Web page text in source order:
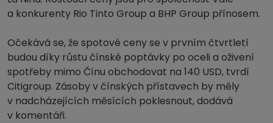
a konkurenty Rio Tinto Group a BHP Group přínosem.
Očekává se, že spotové ceny se v prvním čtvrtletí
budou díky růstu čínské poptávky po oceli a oživení
spotřeby mimo Čínu obchodovat na 140 USD, tvrdí
Citigroup. Zásoby v čínských přístavech by měly
v nadcházejících měsících poklesnout, dodává
v komentáři.